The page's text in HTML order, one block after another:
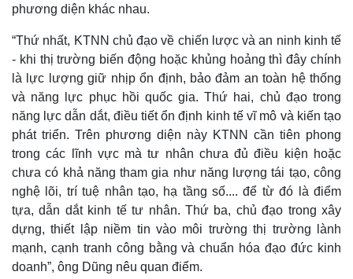
Thế giới
Quan sát
Cuộc sống đó đây
Multimedia
Video
Ảnh
phương diện khác nhau.
“Thứ nhất, KTNN chủ đạo về chiến lược và an ninh kinh tế
- khi thị trường biến động hoặc khủng hoảng thì đây chính
là lực lượng giữ nhịp ổn định, bảo đảm an toàn hệ thống
và năng lực phục hồi quốc gia. Thứ hai, chủ đạo trong
năng lực dẫn dắt, điều tiết ổn định kinh tế vĩ mô và kiến tạo
phát triển. Trên phương diện này KTNN cần tiên phong
trong các lĩnh vực mà tư nhân chưa đủ điều kiện hoặc
chưa có khả năng tham gia như năng lượng tái tạo, công
nghệ lõi, trí tuệ nhân tạo, hạ tầng số.... để từ đó là điểm
tựa, dẫn dắt kinh tế tư nhân. Thứ ba, chủ đạo trong xây
dựng, thiết lập niềm tin vào môi trường thị trường lành
mạnh, cạnh tranh công bằng và chuẩn hóa đạo đức kinh
doanh”, ông Dũng nêu quan điểm.